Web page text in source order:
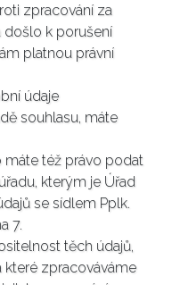
zpracování za
k porušení
platnou právní
údaje
souhlasu, máte
též právo podat
kterým je Úřad
se sídlem Pplk.
7.
těch údajů,
které zpracováváme